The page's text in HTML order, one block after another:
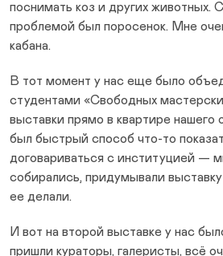
поснимать коз и других животных.
проблемой был поросенок. Мне
кабана.
В тот момент у нас еще было
студентами «Свободных
выставки прямо в квартире нашего
был быстрый способ что-то
договариваться с институцией —
собирались, придумывали
ее делали.
И вот на второй выставке у нас
пришли кураторы, галеристы, всё